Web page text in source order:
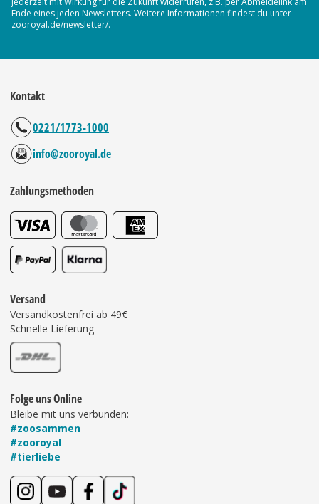
Ende eines jeden Newsletters. Weitere Informationen findest du unter
zooroyal.de/newsletter/.
Kontakt
0221/1773-1000
info@zooroyal.de
Zahlungsmethoden
Versand
Versandkostenfrei ab 49€
Schnelle Lieferung
Folge uns Online
Bleibe mit uns verbunden:
#zoosammen
#zooroyal
#tierliebe